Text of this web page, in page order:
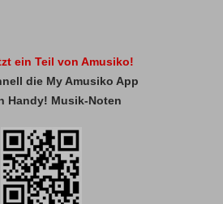
ein Teil von Amusiko!
die My Amusiko App
Handy! Musik-Noten